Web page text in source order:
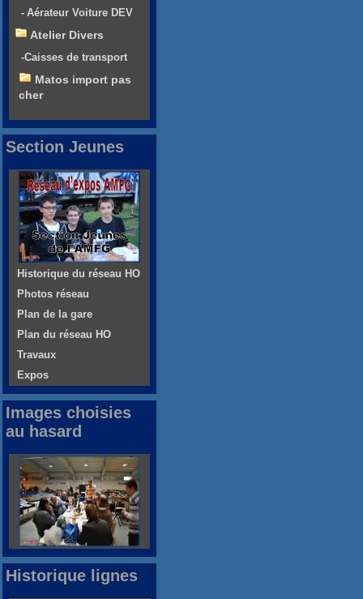
- Aérateur Voiture DEV
Atelier Divers
-Caisses de transport
Matos import pas
cher
Section Jeunes
Historique du réseau HO
Photos réseau
Plan de la gare
Plan du réseau HO
Travaux
Expos
Images choisies
au hasard
Historique lignes